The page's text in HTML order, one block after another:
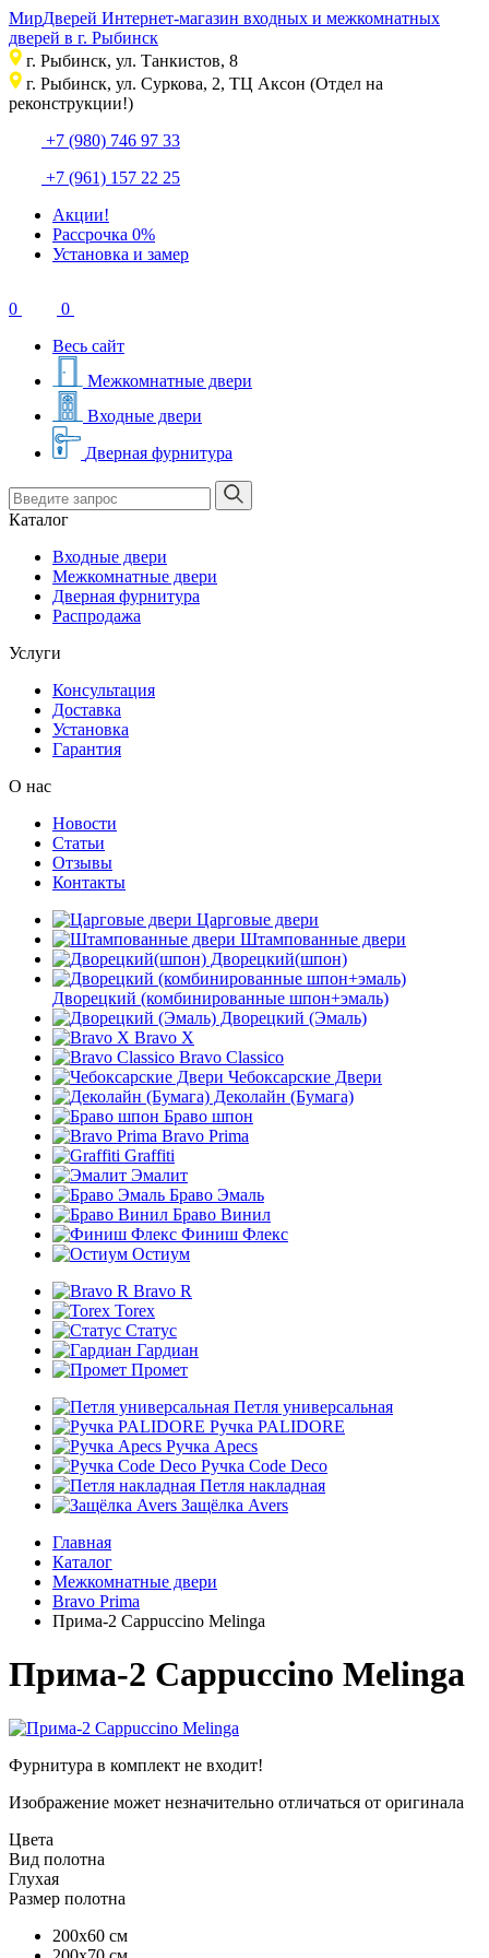
МирДверей Интернет-магазин входных и межкомнатных
дверей в г. Рыбинск
г. Рыбинск, ул. Танкистов, 8
г. Рыбинск, ул. Суркова, 2, ТЦ Аксон (Отдел на
реконструкции!)
+7 (980) 746 97 33
+7 (961) 157 22 25
Акции!
Рассрочка 0%
Установка и замер
0
0
Весь сайт
Межкомнатные двери
Входные двери
Дверная фурнитура
Каталог
Входные двери
Межкомнатные двери
Дверная фурнитура
Распродажа
Услуги
Консультация
Доставка
Установка
Гарантия
О нас
Новости
Статьи
Отзывы
Контакты
Царговые двери
Штампованные двери
Дворецкий(шпон)
Дворецкий (комбинированные шпон+эмаль)
Дворецкий (Эмаль)
Bravo X
Bravo Classico
Чебоксарские Двери
Деколайн (Бумага)
Браво шпон
Bravo Prima
Graffiti
Эмалит
Браво Эмаль
Браво Винил
Финиш Флекс
Остиум
Bravo R
Torex
Статус
Гардиан
Промет
Петля универсальная
Ручка PALIDORE
Ручка Apecs
Ручка Code Deco
Петля накладная
Защёлка Avers
Главная
Каталог
Межкомнатные двери
Bravo Prima
Прима-2 Cappuccino Melinga
Прима-2 Cappuccino Melinga
Фурнитура в комплект не входит!
Изображение может незначительно отличаться от оригинала
Цвета
Вид полотна
Глухая
Размер полотна
200х60 см